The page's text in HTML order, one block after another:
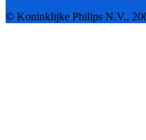
© Koninklijke Philips N.V.,